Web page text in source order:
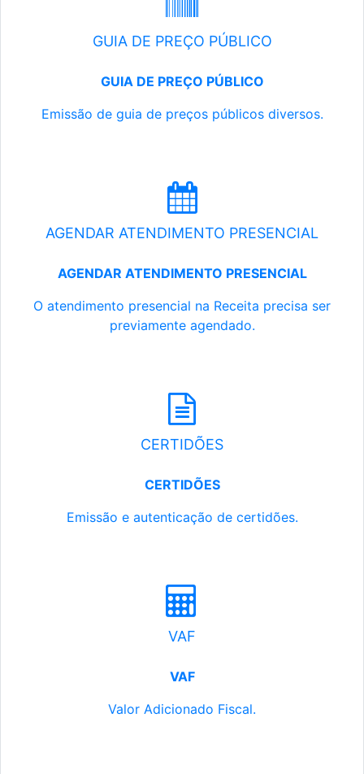
GUIA DE PREÇO PÚBLICO
GUIA DE PREÇO PÚBLICO
Emissão de guia de preços públicos diversos.
AGENDAR ATENDIMENTO PRESENCIAL
AGENDAR ATENDIMENTO PRESENCIAL
O atendimento presencial na Receita precisa ser
previamente agendado.
CERTIDÕES
CERTIDÕES
Emissão e autenticação de certidões.
VAF
VAF
Valor Adicionado Fiscal.